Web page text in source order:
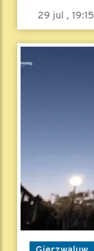
29 jul , 19:15